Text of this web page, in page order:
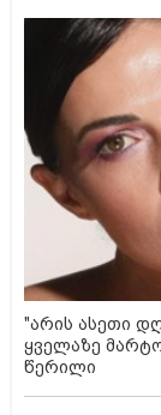
"არის ასეთი
ყველაზე
წერილი